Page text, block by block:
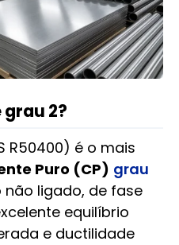
2?
R50400) é o mais
Puro (CP) grau
não ligado, de fase
equilíbrio
e ductilidade